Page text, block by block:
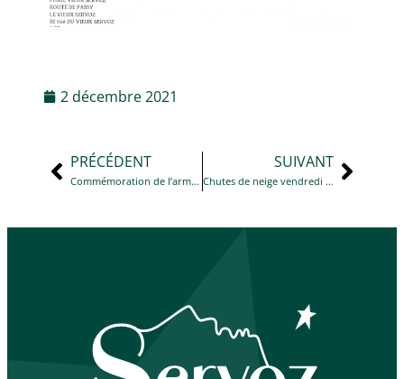
2 décembre 2021
PRÉCÉDENT
Commémoration de l’armistice du 11 novembre 2018
SUIVANT
Chutes de neige vendredi 10 décembre